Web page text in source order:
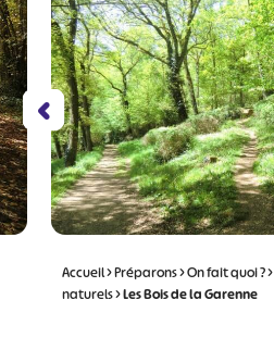
Accueil>Préparons>On fait quoi ?>
naturels>Les Bois de la Garenne